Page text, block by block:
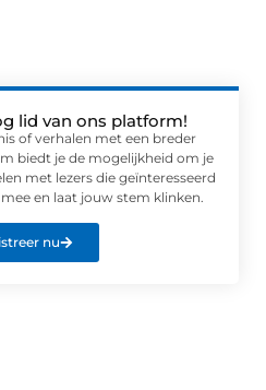
lid van ons platform!
of verhalen met een breder
biedt je de mogelijkheid om je
met lezers die geïnteresseerd
en laat jouw stem klinken.
nu